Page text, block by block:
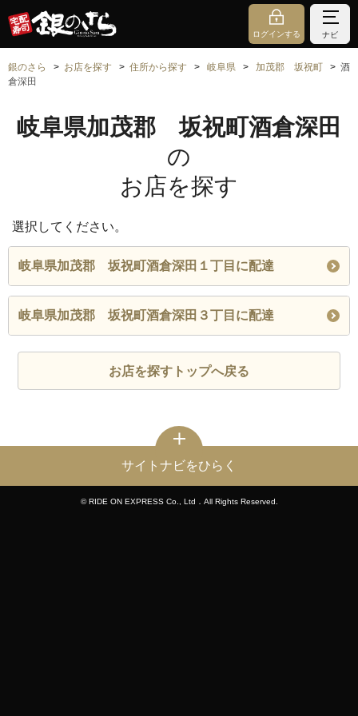
ログインする ナビ
銀のさら お店を探す 住所から探す 岐阜県 加茂郡 坂祝町
酒
倉深田
岐阜県加茂郡 坂祝町酒倉深田
の
お店を探す
選択してください。
岐阜県加茂郡 坂祝町酒倉深田１丁目に配達
岐阜県加茂郡 坂祝町酒倉深田３丁目に配達
お店を探すトップへ戻る
サイトナビをひらく
© RIDE ON EXPRESS Co., Ltd．All Rights Reserved.